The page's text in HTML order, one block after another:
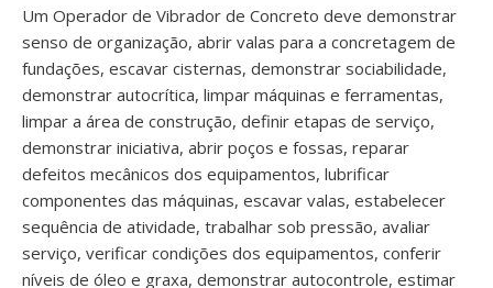
Um Operador de Vibrador de Concreto deve demonstrar
senso de organização, abrir valas para a concretagem de
fundações, escavar cisternas, demonstrar sociabilidade,
demonstrar autocrítica, limpar máquinas e ferramentas,
limpar a área de construção, definir etapas de serviço,
demonstrar iniciativa, abrir poços e fossas, reparar
defeitos mecânicos dos equipamentos, lubrificar
componentes das máquinas, escavar valas, estabelecer
sequência de atividade, trabalhar sob pressão, avaliar
serviço, verificar condições dos equipamentos, conferir
níveis de óleo e graxa, demonstrar autocontrole, estimar